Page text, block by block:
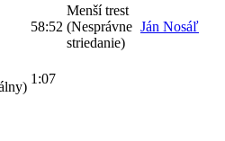
58:52
Menší trest
(Nesprávne
striedanie)
Ján Nosáľ
1:07